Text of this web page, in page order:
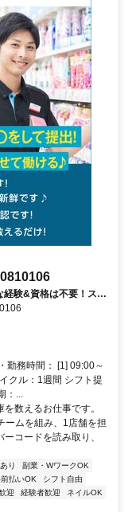
経験&資格は不要！スキ
勤務時間： [1] 09:00～
クル：1週間 シフト提
：...
数えるお仕事です。
ームを組み、1店舗を担
コードを読み取り、
り
副業・WワークOK
払いOK
シフト自由
迎 経験者歓迎
ネイルOK